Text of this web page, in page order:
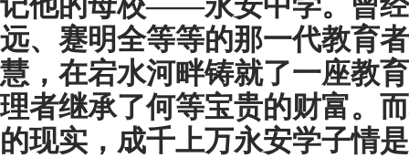
远、蹇明全等等的那一代教育
慧，在宕水河畔铸就了一座教
理者继承了何等宝贵的财富。
的现实，成千上万永安学子情